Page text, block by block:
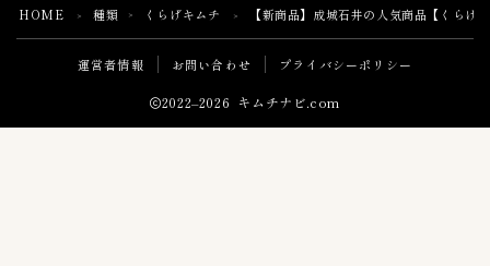
HOME ＞ 種類 ＞ くらげキムチ ＞ 【新商品】成城石井の人気商品【くらげ
運営者情報 お問い合わせ プライバシーポリシー
2022–2026 キムチナビ.com